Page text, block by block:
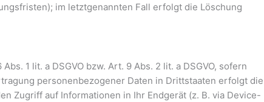
im letztgenannten Fall erfolgt die Löschung
1 lit. a DSGVO bzw. Art. 9 Abs. 2 lit. a DSGVO, sofern
personenbezogener Daten in Drittstaaten erfolgt die
Zugriff auf Informationen in Ihr Endgerät (z. B. via Device-